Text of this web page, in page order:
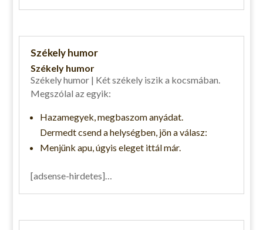
Székely humor
Székely humor
Székely humor | Két székely iszik a kocsmában.
Megszólal az egyik:
Hazamegyek, megbaszom anyádat.
Dermedt csend a helységben, jön a válasz:
Menjünk apu, úgyis eleget ittál már.
[adsense-hirdetes]…